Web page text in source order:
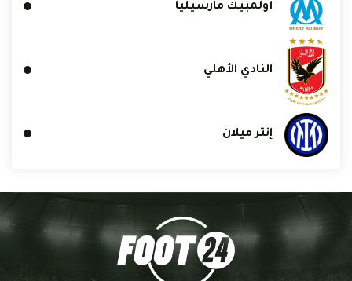
أولمبيك مارسيليا
النادي الأهلي
إنتر ميلان